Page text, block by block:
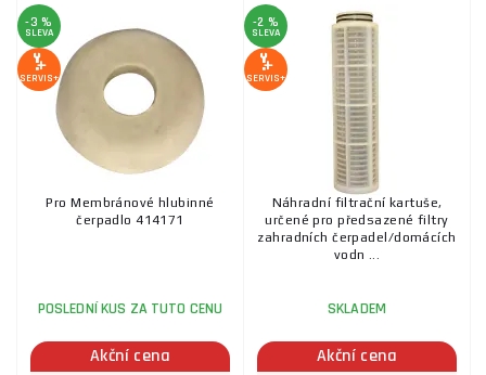
Konektor 1" rovný, pro 8895008
SKLADEM
Spojka C52 s těsněním, 2" (50mm)
Univerzální hadicová přípojka 1 ½“ AG
-3 %
SLEVA
SERVIS+
Pro Membránové hlubinné
čerpadlo 414171
POSLEDNÍ KUS ZA TUTO CENU
Akční cena
-2 %
SLEVA
SERVIS+
Náhradní filtrační kartuše,
určené pro předsazené filtry
zahradních čerpadel/domácích
vodn ...
SKLADEM
Akční cena